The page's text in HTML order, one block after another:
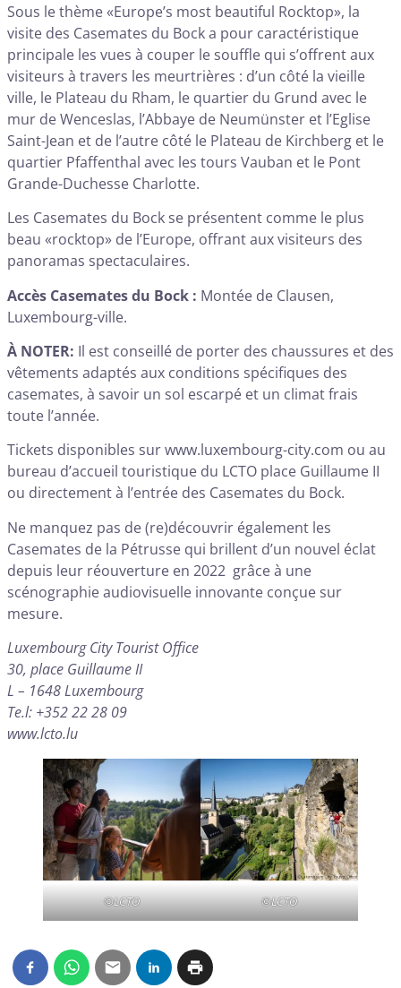
Sous le thème «Europe’s most beautiful Rocktop», la
visite des Casemates du Bock a pour caractéristique
principale les vues à couper le souffle qui s’offrent aux
visiteurs à travers les meurtrières : d’un côté la vieille
ville, le Plateau du Rham, le quartier du Grund avec le
mur de Wenceslas, l’Abbaye de Neumünster et l’Eglise
Saint-Jean et de l’autre côté le Plateau de Kirchberg et le
quartier Pfaffenthal avec les tours Vauban et le Pont
Grande-Duchesse Charlotte.
Les Casemates du Bock se présentent comme le plus
beau «rocktop» de l’Europe, offrant aux visiteurs des
panoramas spectaculaires.
Accès Casemates du Bock : Montée de Clausen,
Luxembourg-ville.
À NOTER: Il est conseillé de porter des chaussures et des
vêtements adaptés aux conditions spécifiques des
casemates, à savoir un sol escarpé et un climat frais
toute l’année.
Tickets disponibles surwww.luxembourg-city.com ou au
bureau d’accueil touristique du LCTO place Guillaume II
ou directement à l’entrée des Casemates du Bock.
Ne manquez pas de (re)découvrir également les
Casemates de la Pétrusse qui brillent d’un nouvel éclat
depuis leur réouverture en 2022 grâce à une
scénographie audiovisuelle innovante conçue sur
mesure.
Luxembourg City Tourist Office
30, place Guillaume II
L – 1648 Luxembourg
Te.l: +352 22 28 09
www.lcto.lu
©LCTO ©LCTO